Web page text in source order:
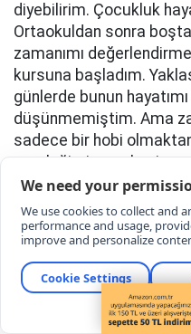
diyebilirim. Çocukluk
Ortaokuldan sonra
zamanımı
kursuna başladım.
günlerde bunun
düşünmemiştim. Ama
sadece bir hobi olmaktan
mesleğimin merkezine
eğitimi, ortağım
ve yaklaşık üç yıl
bir odada başladığımız
kendimizi geliştirdik ve
gayret ettik. Bir süre
süreç bana çok şey
kendi kararlarımın